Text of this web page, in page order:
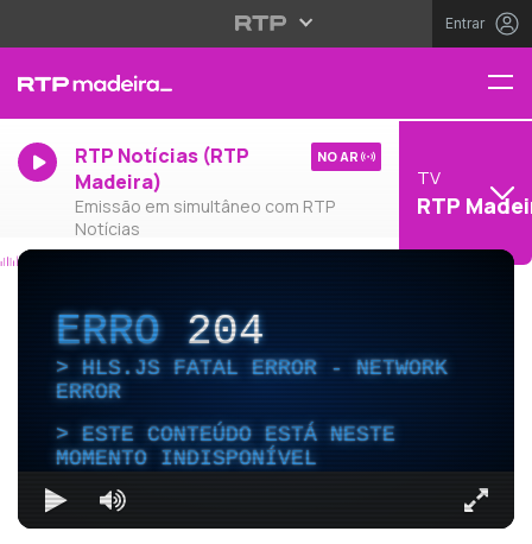
Entrar
RTP Notícias (RTP
Madeira)
Emissão em simultâneo com RTP
Notícias
NO AR
TV
RTP
ERRO204
HLS.JS FATAL ERROR - NETWORK
ERROR
ESTE CONTEÚDO ESTÁ NESTE
MOMENTO INDISPONÍVEL